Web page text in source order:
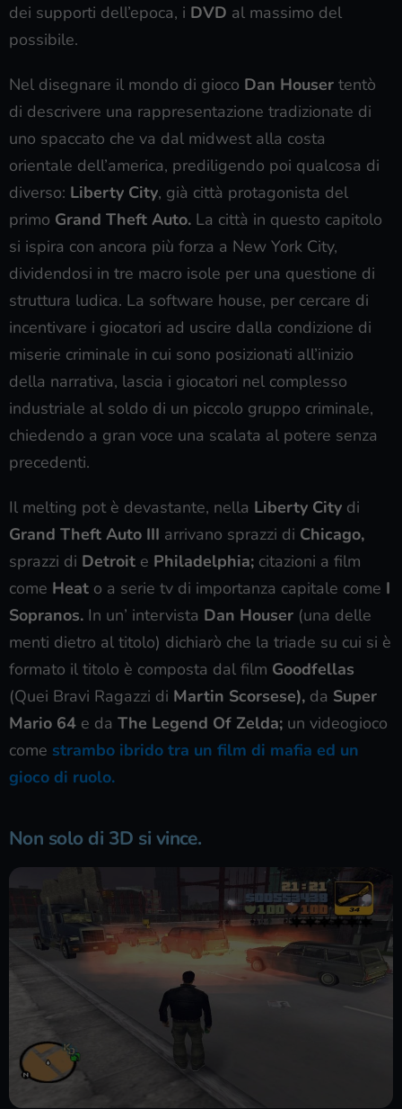
dei supporti dell’epoca, i DVD al massimo del
possibile.
Nel disegnare il mondo di gioco Dan Houser tentò
di descrivere una rappresentazione tradizionate di
uno spaccato che va dal midwest alla costa
orientale dell’america, prediligendo poi qualcosa di
diverso: Liberty City, già città protagonista del
primo Grand Theft Auto. La città in questo capitolo
si ispira con ancora più forza a New York City,
dividendosi in tre macro isole per una questione di
struttura ludica. La software house, per cercare di
incentivare i giocatori ad uscire dalla condizione di
miserie criminale in cui sono posizionati all’inizio
della narrativa, lascia i giocatori nel complesso
industriale al soldo di un piccolo gruppo criminale,
chiedendo a gran voce una scalata al potere senza
precedenti.
Il melting pot è devastante, nella Liberty City di
Grand Theft Auto III arrivano sprazzi di Chicago,
sprazzi di Detroit e Philadelphia; citazioni a film
come Heat o a serie tv di importanza capitale come I
Sopranos. In un’ intervista Dan Houser (una delle
menti dietro al titolo) dichiarò che la triade su cui si è
formato il titolo è composta dal film Goodfellas
(Quei Bravi Ragazzi di Martin Scorsese), da Super
Mario 64 e da The Legend Of Zelda; un videogioco
come strambo ibrido tra un film di mafia ed un
gioco di ruolo.
Non solo di 3D si vince.